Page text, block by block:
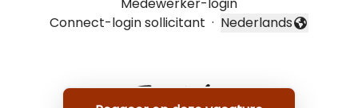
Medewerker-login
Connect-login sollicitant · Taal wijzigen
Nederlands